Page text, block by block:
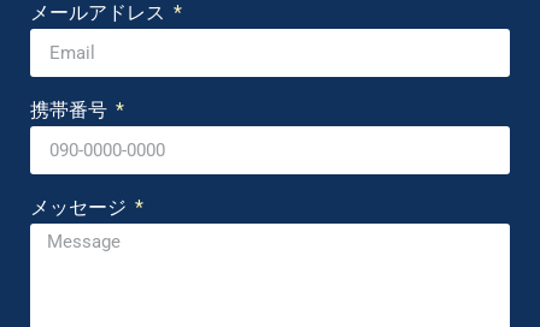
メールアドレス
携帯番号
メッセージ